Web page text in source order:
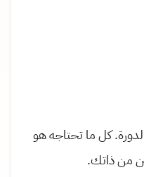
كل ما تحتاجه هو
من ذاتك.